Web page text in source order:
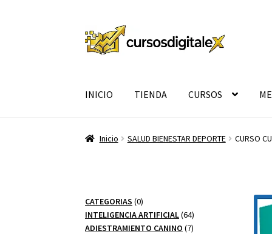
Ir
a
Ir
al
INICIO TIENDA CURSOS
Inicio SALUD BIENESTAR DEPORTE CURSO
CATEGORIAS 00
productos
INTELIGENCIA ARTIFICIAL 6464
productos
ADIESTRAMIENTO CANINO 77